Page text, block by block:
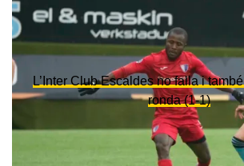
L’Inter Club Escaldes no falla i
ronda (1-1)